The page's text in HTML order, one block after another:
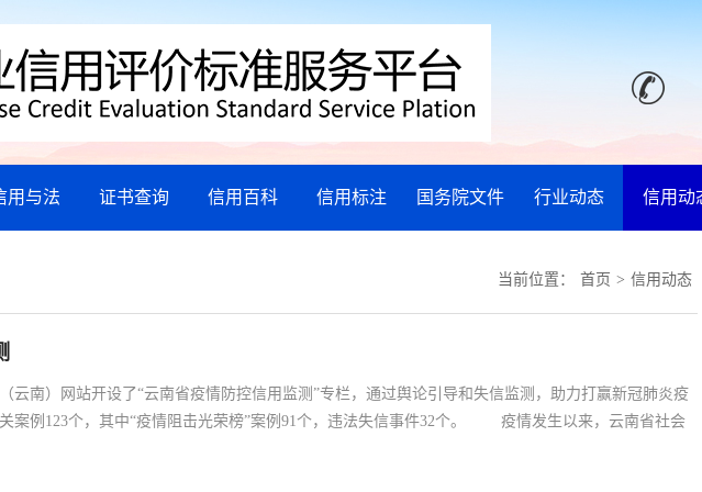
用与法 证书查询 信用百科 信用标注 国务院文件 行业动态 信用动
当前位置： 首页 > 信用动态
云南）网站开设了“云南省疫情防控信用监测”专栏，通过舆论引导和失信监测，助力打赢新冠肺炎疫
案例123个，其中“疫情阻击光荣榜”案例91个，违法失信事件32个。 疫情发生以来，云南省社会